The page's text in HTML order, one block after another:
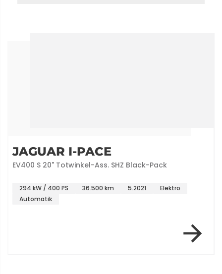
JAGUAR I-PACE
EV400 S 20" Totwinkel-Ass. SHZ Black-Pack
294 kW / 400 PS 36.500 km 5.2021
Elektro
Automatik